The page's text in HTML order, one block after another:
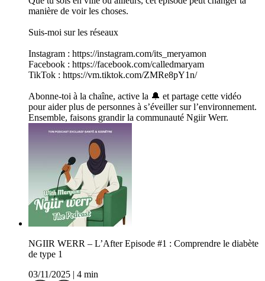
manière de voir les choses.
Suis-moi sur les réseaux
Instagram : https://instagram.com/its_meryamon
Facebook : https://facebook.com/calledmaryam
TikTok : https://vm.tiktok.com/ZMRe8pY1n/
Abonne-toi à la chaîne, active la 🔔 et partage cette vidéo
pour aider plus de personnes à s’éveiller sur l’environnement.
Ensemble, faisons grandir la communauté Ngiir Werr.
NGIIR WERR – L’After Episode #1 : Comprendre le diabète
de type 1
03/11/2025
4 min